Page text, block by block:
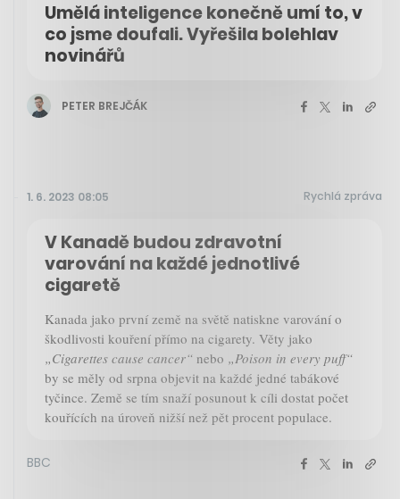
Umělá inteligence konečně umí to, v
co jsme doufali. Vyřešila bolehlav
novinářů
PETER BREJČÁK
1. 6. 2023 08:05 Rychlá zpráva
V Kanadě budou zdravotní
varování na každé jednotlivé
cigaretě
Kanada jako první země na světě natiskne varování o
škodlivosti kouření přímo na cigarety. Věty jako
„Cigarettes cause cancer“ nebo „Poison in every puff“
by se měly od srpna objevit na každé jedné tabákové
tyčince. Země se tím snaží posunout k cíli dostat počet
kouřících na úroveň nižší než pět procent populace.
BBC